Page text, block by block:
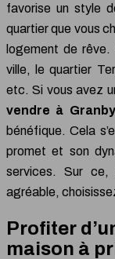
favorise un style
quartier que vous
logement de
ville, le quartier
etc. Si vous avez
vendre à Granby
bénéfique. Cela
promet et son
services. Sur ce,
agréable,
Profiter
maison à